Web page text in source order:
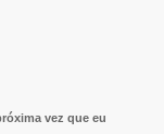
vez que eu